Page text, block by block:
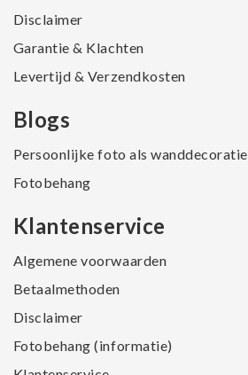
Disclaimer
Garantie & Klachten
Levertijd & Verzendkosten
Blogs
Persoonlijke foto als wanddecoratie
Fotobehang
Klantenservice
Algemene voorwaarden
Betaalmethoden
Disclaimer
Fotobehang (informatie)